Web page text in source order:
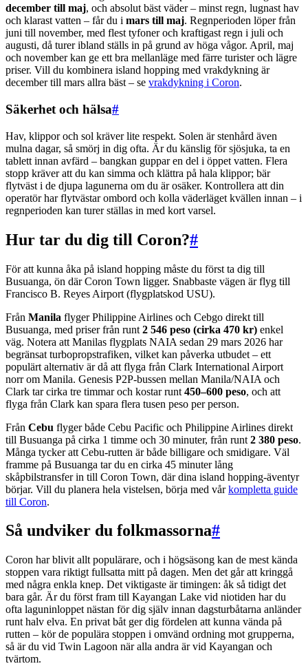
december till maj, och absolut bäst väder – minst regn, lugnast hav
och klarast vatten – får du i mars till maj. Regnperioden löper från
juni till november, med flest tyfoner och kraftigast regn i juli och
augusti, då turer ibland ställs in på grund av höga vågor. April, maj
och november kan ge ett bra mellanläge med färre turister och lägre
priser. Vill du kombinera island hopping med vrakdykning är
december till mars allra bäst – se vrakdykning i Coron.
Säkerhet och hälsa#
Hav, klippor och sol kräver lite respekt. Solen är stenhård även
mulna dagar, så smörj in dig ofta. Är du känslig för sjösjuka, ta en
tablett innan avfärd – bangkan guppar en del i öppet vatten. Flera
stopp kräver att du kan simma och klättra på hala klippor; bär
flytväst i de djupa lagunerna om du är osäker. Kontrollera att din
operatör har flytvästar ombord och kolla väderläget kvällen innan – i
regnperioden kan turer ställas in med kort varsel.
Hur tar du dig till Coron?#
För att kunna åka på island hopping måste du först ta dig till
Busuanga, ön där Coron Town ligger. Snabbaste vägen är flyg till
Francisco B. Reyes Airport (flygplatskod USU).
Från Manila flyger Philippine Airlines och Cebgo direkt till
Busuanga, med priser från runt 2 546 peso (cirka 470 kr) enkel
väg. Notera att Manilas flygplats NAIA sedan 29 mars 2026 har
begränsat turbopropstrafiken, vilket kan påverka utbudet – ett
populärt alternativ är då att flyga från Clark International Airport
norr om Manila. Genesis P2P-bussen mellan Manila/NAIA och
Clark tar cirka tre timmar och kostar runt 450–600 peso, och att
flyga från Clark kan spara flera tusen peso per person.
Från Cebu flyger både Cebu Pacific och Philippine Airlines direkt
till Busuanga på cirka 1 timme och 30 minuter, från runt 2 380 peso.
Många tycker att Cebu-rutten är både billigare och smidigare. Väl
framme på Busuanga tar du en cirka 45 minuter lång
skåpbilstransfer in till Coron Town, där dina island hopping-äventyr
börjar. Vill du planera hela vistelsen, börja med vårkompletta guide
till Coron.
Så undviker du folkmassorna#
Coron har blivit allt populärare, och i högsäsong kan de mest kända
stoppen vara riktigt fullsatta mitt på dagen. Men det går att kringgå
med några enkla knep. Det viktigaste är timingen: åk så tidigt det
bara går. Är du först fram till Kayangan Lake vid niotiden har du
ofta laguninloppet nästan för dig själv innan dagsturbåtarna anländer
runt halv elva. En privat båt ger dig fördelen att kunna vända på
rutten – kör de populära stoppen i omvänd ordning mot grupperna,
så är du vid Twin Lagoon när alla andra är vid Kayangan och
tvärtom.